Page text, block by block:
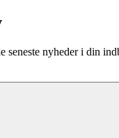
seneste nyheder i din